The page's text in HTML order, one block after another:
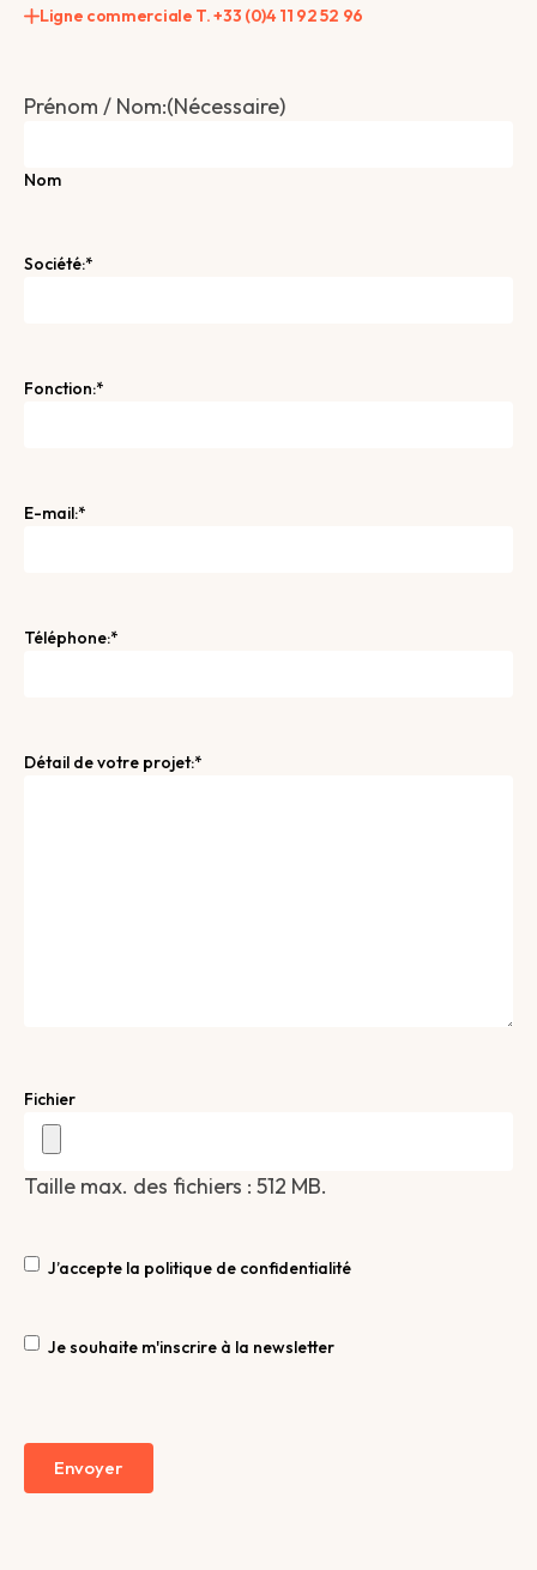
Ligne commerciale T. +33 (0)4 11 92 52 96
Prénom / Nom:(Nécessaire)
Nom
Société:
Fonction:
E-mail:
Téléphone:
Détail de votre projet:
Fichier
Taille max. des fichiers : 512 MB.
RGPD
J’accepte la politique de confidentialité
Newsletter
Je souhaite m'inscrire à la newsletter
Envoyer